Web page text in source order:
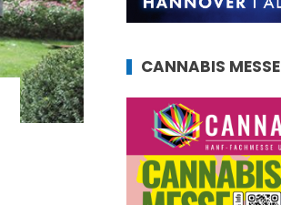
CANNABIS MESSE